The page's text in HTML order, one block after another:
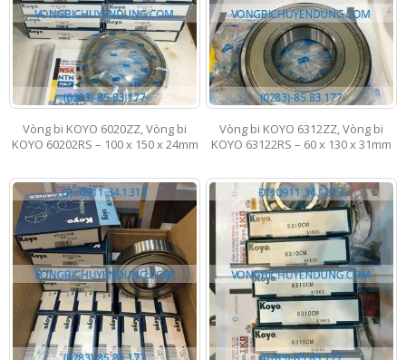
Vòng bi KOYO 6020ZZ, Vòng bi
KOYO 60202RS – 100 x 150 x 24mm
Vòng bi KOYO 6312ZZ, Vòng bi
KOYO 63122RS – 60 x 130 x 31mm